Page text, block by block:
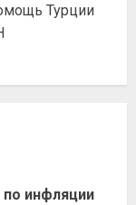
Турции
инфляции